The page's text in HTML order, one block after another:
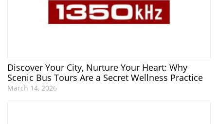
Discover Your City, Nurture Your Heart: Why
Scenic Bus Tours Are a Secret Wellness Practice
March 14, 2026